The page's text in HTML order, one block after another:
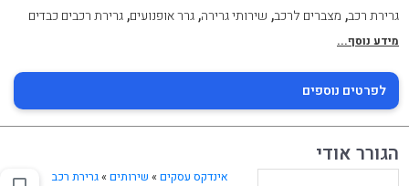
גרירת רכב, מצברים לרכב, שירותי גרירה,גרר אופנועים,גרירת רכבים כבדים
מידע נוסף...
לפרטים נוספים
הגורר אודי
אינדקס עסקים » שירותים»גרירת רכב